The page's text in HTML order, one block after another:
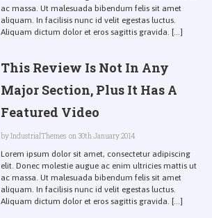
ac massa. Ut malesuada bibendum felis sit amet
aliquam. In facilisis nunc id velit egestas luctus.
Aliquam dictum dolor et eros sagittis gravida. [...]
This Review Is Not In Any
Major Section, Plus It Has A
Featured Video
byIndustrialThemes on 30th January 2014
Lorem ipsum dolor sit amet, consectetur adipiscing
elit. Donec molestie augue ac enim ultricies mattis ut
ac massa. Ut malesuada bibendum felis sit amet
aliquam. In facilisis nunc id velit egestas luctus.
Aliquam dictum dolor et eros sagittis gravida. [...]